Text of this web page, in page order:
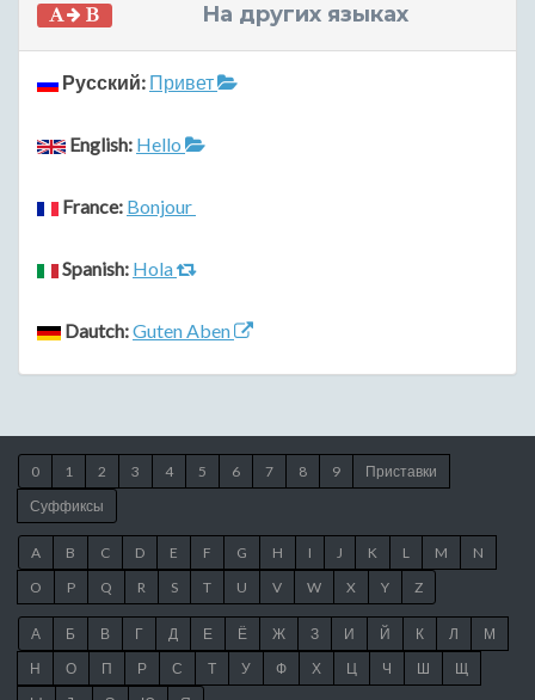
На других языках
Русский: Привет
English: Hello
France: Bonjour
Spanish: Hola
Dautch:Guten Aben
0 1 2 3 4 5 6 7 8 9
Приставки
Суффиксы
A B C D E F G H I J K L M
N
O
P Q R S T U V W X Y Z
А Б В Г Д Е Ё Ж З И Й К Л
М
Н
О П Р С Т У Ф Х Ц Ч Ш
Щ